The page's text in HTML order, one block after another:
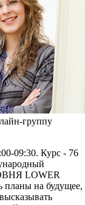
группу
09:30. Курс - 76
LOWER
на будущее,